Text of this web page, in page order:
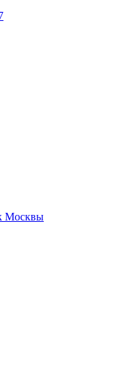
Москвы